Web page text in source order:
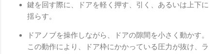
鍵を回す際に、ドアを軽く押す、引く、あるいは上下に
揺らす。
ドアノブを操作しながら、ドアの隙間を小さく動かす。
この動作により、ドア枠にかかっている圧力が抜け、ラ